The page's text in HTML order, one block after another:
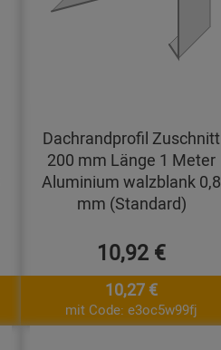
Dachrandprofil Zuschnitt
200 mm Länge 1 Meter
Aluminium walzblank 0,8
mm (Standard)
10,92 €
10,27 €
mit Code: e3oc5w99fj